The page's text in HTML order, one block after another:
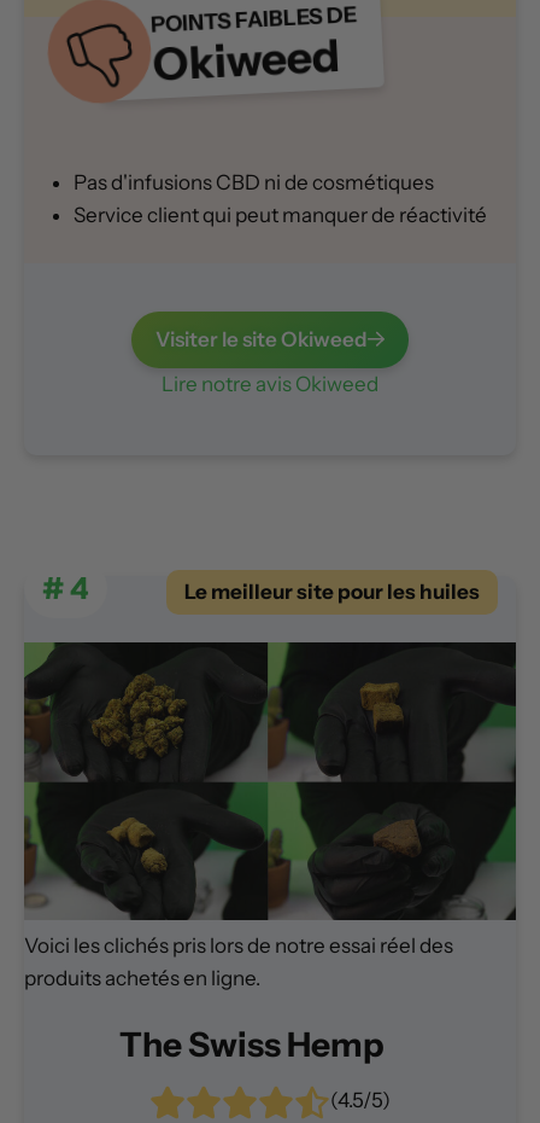
POINTS FAIBLES DE
Okiweed
Pas d'infusions CBD ni de cosmétiques
Service client qui peut manquer de réactivité
Visiter le site Okiweed
Lire notre avis Okiweed
# 4 Le meilleur site pour les huiles
Voici les clichés pris lors de notre essai réel des
produits achetés en ligne.
The Swiss Hemp
(4.5/5)